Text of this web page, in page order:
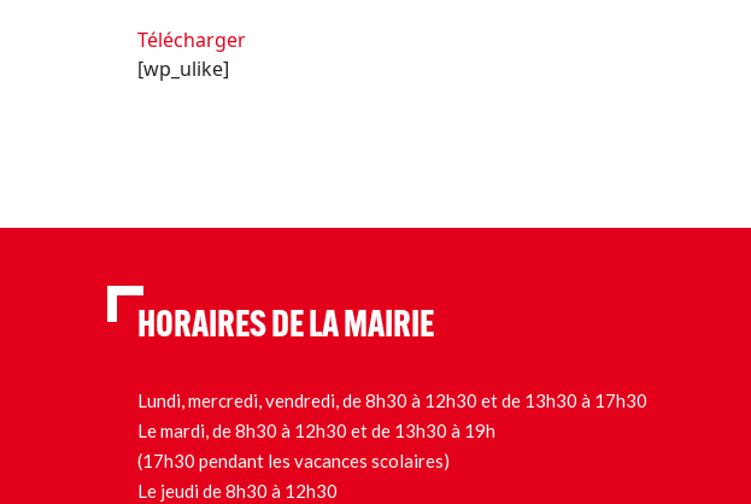
Télécharger
[wp_ulike]
HORAIRES DE LA MAIRIE
Lundi, mercredi, vendredi, de 8h30 à 12h30 et de 13h30 à 17h30
Le mardi, de 8h30 à 12h30 et de 13h30 à 19h
(17h30 pendant les vacances scolaires)
Le jeudi de 8h30 à 12h30